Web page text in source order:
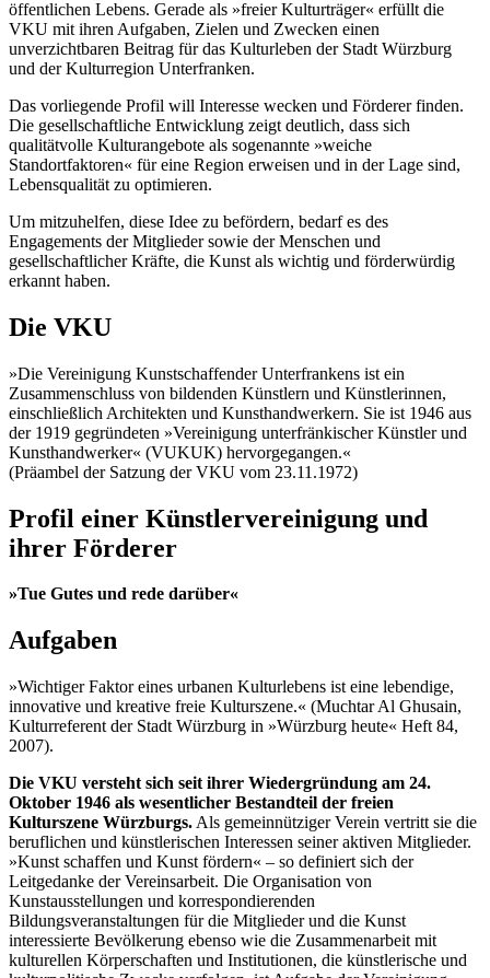
öffentlichen Lebens. Gerade als »freier Kulturträger« erfüllt die
VKU mit ihren Aufgaben, Zielen und Zwecken einen
unverzichtbaren Beitrag für das Kulturleben der Stadt Würzburg
und der Kulturregion Unterfranken.
Das vorliegende Profil will Interesse wecken und Förderer finden.
Die gesellschaftliche Entwicklung zeigt deutlich, dass sich
qualitätvolle Kulturangebote als sogenannte »weiche
Standortfaktoren« für eine Region erweisen und in der Lage sind,
Lebensqualität zu optimieren.
Um mitzuhelfen, diese Idee zu befördern, bedarf es des
Engagements der Mitglieder sowie der Menschen und
gesellschaftlicher Kräfte, die Kunst als wichtig und förderwürdig
erkannt haben.
Die VKU
»Die Vereinigung Kunstschaffender Unterfrankens ist ein
Zusammenschluss von bildenden Künstlern und Künstlerinnen,
einschließlich Architekten und Kunsthandwerkern. Sie ist 1946 aus
der 1919 gegründeten »Vereinigung unterfränkischer Künstler und
Kunsthandwerker« (VUKUK) hervorgegangen.«
(Präambel der Satzung der VKU vom 23.11.1972)
Profil einer Künstlervereinigung und
ihrer Förderer
»Tue Gutes und rede darüber«
Aufgaben
»Wichtiger Faktor eines urbanen Kulturlebens ist eine lebendige,
innovative und kreative freie Kulturszene.« (Muchtar Al Ghusain,
Kulturreferent der Stadt Würzburg in »Würzburg heute« Heft 84,
2007).
Die VKU versteht sich seit ihrer Wiedergründung am 24.
Oktober 1946 als wesentlicher Bestandteil der freien
Kulturszene Würzburgs. Als gemeinnütziger Verein vertritt sie die
beruflichen und künstlerischen Interessen seiner aktiven Mitglieder.
»Kunst schaffen und Kunst fördern« – so definiert sich der
Leitgedanke der Vereinsarbeit. Die Organisation von
Kunstausstellungen und korrespondierenden
Bildungsveranstaltungen für die Mitglieder und die Kunst
interessierte Bevölkerung ebenso wie die Zusammenarbeit mit
kulturellen Körperschaften und Institutionen, die künstlerische und